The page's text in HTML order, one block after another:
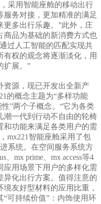
采用智能座舱的移动出行
服务对接，更加精准的满足
更多出行乐趣。”此外，庄
商品为基础的新消费方式也
过人工智能的匹配实现共
权的观念将逐渐淡化，用
扩展。”
资源，现已开发出全新产
的概念主题为“多样功能
”两个子概念。“它为各类
潮一代到行动不自由的轮椅
和功能来满足各类用户的需
mx221智能座舱采用了包
系统。在空间服务系统方
、mx prime、mx access等4
应用场景下用户的多样化需
异化出行方案。值得注意的
友好型材料的应用比重，
可持续价值”：内饰使用环